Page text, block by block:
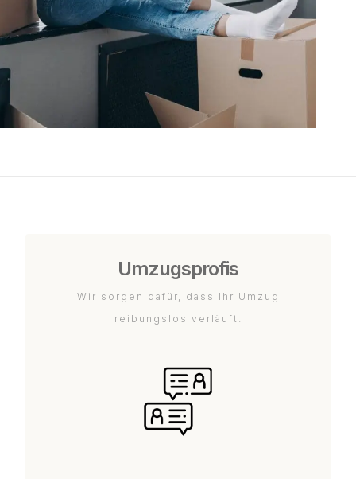
Umzugsprofis
Wir sorgen dafür, dass Ihr Umzug
reibungslos verläuft.